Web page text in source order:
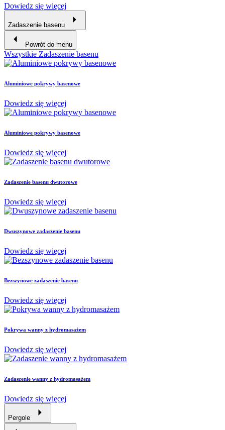
Dowiedz się więcej
Zadaszenie basenu
Powrót do menu
Wszystkie Zadaszenie basenu
Aluminiowe pokrywy basenowe
Dowiedz się więcej
Aluminiowe pokrywy basenowe
Dowiedz się więcej
Zadaszenie basenu dwutorowe
Dowiedz się więcej
Dwuszynowe zadaszenie basenu
Dowiedz się więcej
Bezszynowe zadaszenie basenu
Dowiedz się więcej
Pokrywa wanny z hydromasażem
Dowiedz się więcej
Zadaszenie wanny z hydromasażem
Dowiedz się więcej
Pergole